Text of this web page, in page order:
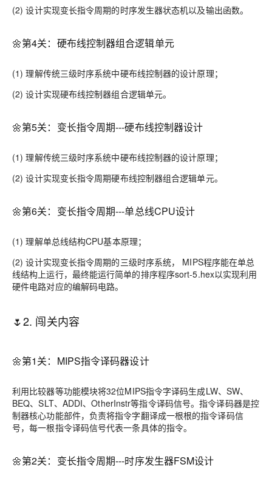
(2) 设计实现变长指令周期的时序发生器状态机以及输出函数。
🌼第4关：硬布线控制器组合逻辑单元
(1) 理解传统三级时序系统中硬布线控制器的设计原理；
(2) 设计实现硬布线控制器组合逻辑单元。
🌼第5关：变长指令周期---硬布线控制器设计
(1) 理解传统三级时序系统中硬布线控制器的设计原理；
(2) 设计实现变长指令周期硬布线控制器组合逻辑单元。
🌼第6关：变长指令周期---单总线CPU设计
(1) 理解单总线结构CPU基本原理；
(2) 设计实现变长指令周期的三级时序系统， MIPS程序能在单总
线结构上运行，最终能运行简单的排序程序sort-5.hex以实现利用
硬件电路对应的编解码电路。
🌷2. 闯关内容
🌼第1关：MIPS指令译码器设计
利用比较器等功能模块将32位MIPS指令字译码生成LW、SW、
BEQ、SLT、ADDI、OtherInstr等指令译码信号。指令译码器是控
制器核心功能部件，负责将指令字翻译成一根根的指令译码信
号，每一根指令译码信号代表一条具体的指令。
🌼第2关：变长指令周期---时序发生器FSM设计